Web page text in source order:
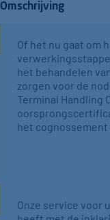
Omschrijving
Of het nu gaat om
het behandelen
zorgen voor de
Terminal Handling
het cognossement
Onze service voor